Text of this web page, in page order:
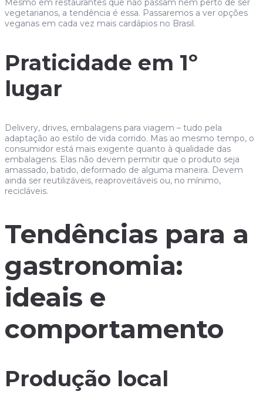
Mesmo em restaurantes que não passam nem perto de ser
vegetarianos, a tendência é essa. Passaremos a ver opções
veganas em cada vez mais cardápios no Brasil.
Praticidade em 1º
lugar
Delivery, drives, embalagens para viagem – tudo pela
adaptação ao estilo de vida corrido. Mas ao mesmo tempo, o
consumidor está mais exigente quanto à qualidade das
embalagens. Elas não devem permitir que o produto seja
amassado, batido, deformado de alguma maneira. Devem
ainda ser reutilizáveis, reaproveitáveis ou, no mínimo,
recicláveis.
Tendências para a
gastronomia:
ideais e
comportamento
Produção local